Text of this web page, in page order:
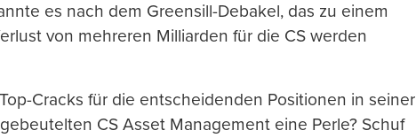
es nach dem Greensill-Debakel, das zu einem
von mehreren Milliarden für die CS werden
Cracks für die entscheidenden Positionen in seiner
CS Asset Management eine Perle? Schuf